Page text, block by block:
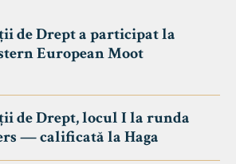
de Drept a participat la
European Moot
de Drept, locul I la runda
— calificată la Haga